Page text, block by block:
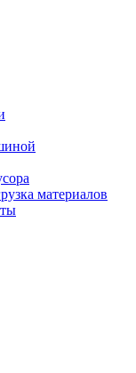
материалов